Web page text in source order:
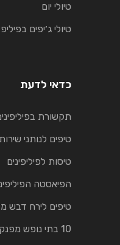
טיולי יום
טיולי ג׳יפים
כדאי לדעת
תקשורת
טיפים לנותני
טיסות לפיליפינים
הפיאסטה
טיפים לירח דבש
10 בתי נופש מפנקים